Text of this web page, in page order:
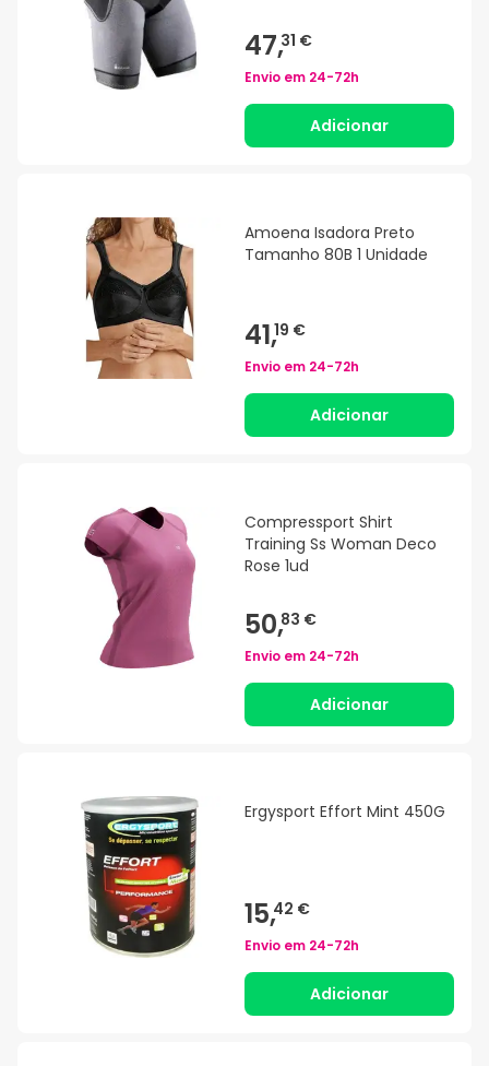
47,31 €
Envio em 24-72h
Adicionar
Amoena Isadora Preto
Tamanho 80B 1 Unidade
41,19 €
Envio em 24-72h
Adicionar
Compressport Shirt
Training Ss Woman Deco
Rose 1ud
50,83 €
Envio em 24-72h
Adicionar
Ergysport Effort Mint 450G
15,42 €
Envio em 24-72h
Adicionar